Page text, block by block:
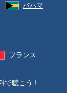
バハマ
フランス
で聴こう！